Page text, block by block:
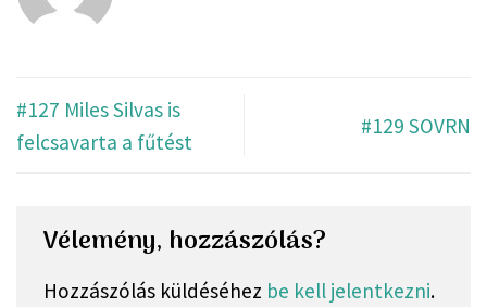
#127 Miles Silvas is
felcsavarta a fűtést
#129 SOVRN
Vélemény, hozzászólás?
Hozzászólás küldéséhez be kell jelentkezni.